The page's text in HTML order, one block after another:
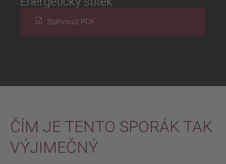
Stáhnout PDF
ČÍM JE TENTO SPORÁK TAK
VÝJIMEČNÝ